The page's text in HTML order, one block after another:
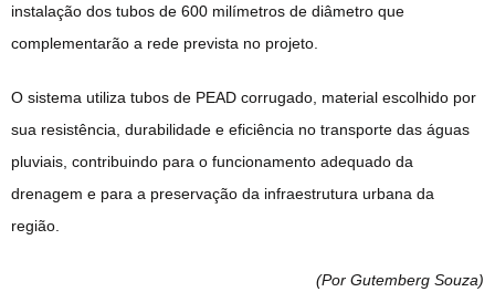
instalação dos tubos de 600 milímetros de diâmetro que
complementarão a rede prevista no projeto.
O sistema utiliza tubos de PEAD corrugado, material escolhido por
sua resistência, durabilidade e eficiência no transporte das águas
pluviais, contribuindo para o funcionamento adequado da
drenagem e para a preservação da infraestrutura urbana da
região.
(Por Gutemberg Souza)